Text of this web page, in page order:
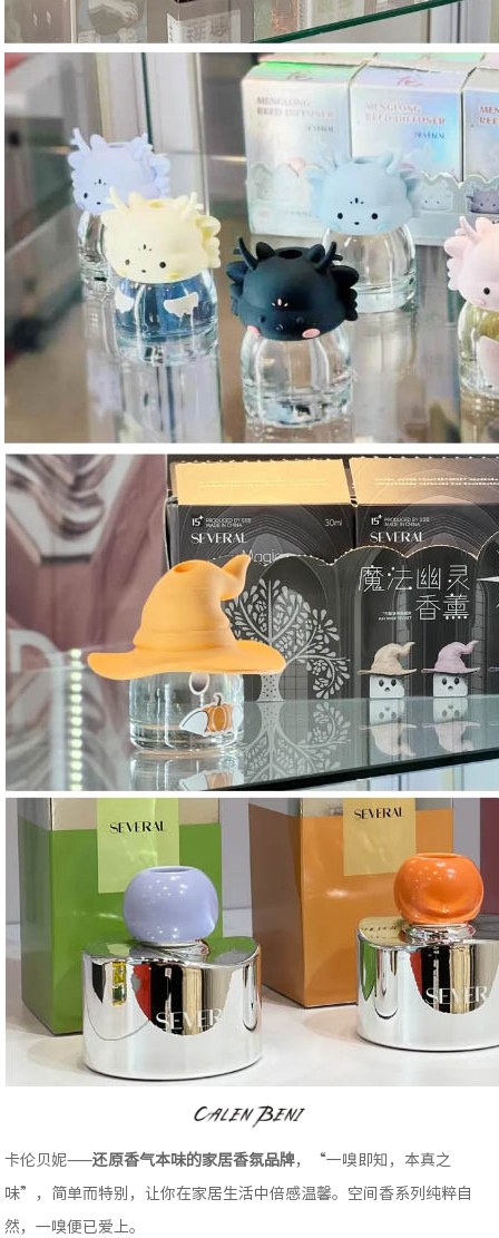
卡伦贝妮——还原香气本味的家居香氛品牌，“一嗅即知，本真之
味”，简单而特别，让你在家居生活中倍感温馨。空间香系列纯粹自
然，一嗅便已爱上。